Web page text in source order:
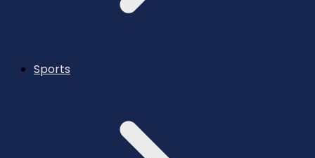
Sports